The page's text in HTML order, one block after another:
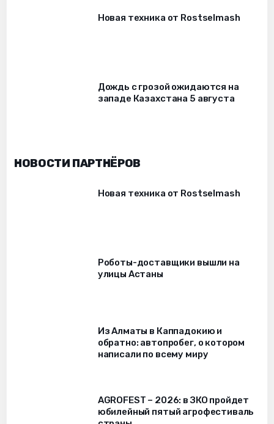
Новая техника от Rostselmash
Дождь с грозой ожидаются на
западе Казахстана 5 августа
НОВОСТИ ПАРТНЁРОВ
Новая техника от Rostselmash
Роботы-доставщики вышли на
улицы Астаны
Из Алматы в Каппадокию и
обратно: автопробег, о котором
написали по всему миру
AGROFEST – 2026: в ЗКО пройдет
юбилейный пятый агрофестиваль